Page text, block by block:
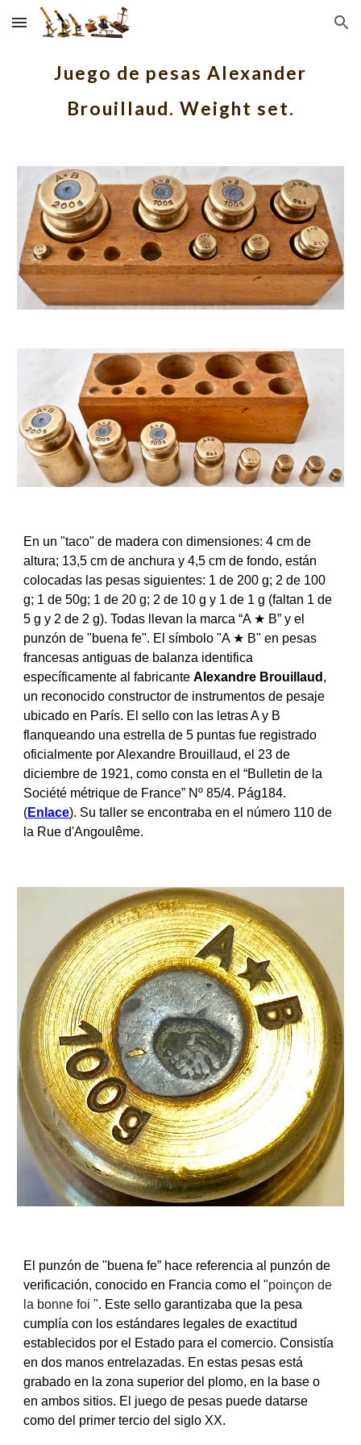
Skip to main content Skip to navigation
Juego de pesas Alexander
Brouillaud. Weight set.
En un "taco" de madera con dimensiones: 4 cm de
altura; 13,5 cm de anchura y 4,5 cm de fondo, están
colocadas las pesas siguientes: 1 de 200 g; 2 de 100
g; 1 de 50g; 1 de 20 g; 2 de 10 g y 1 de 1 g (faltan 1 de
5 g y 2 de 2 g). Todas llevan la marca “A ★ B” y el
punzón de "buena fe". El símbolo "A ★ B" en pesas
francesas antiguas de balanza identifica
específicamente al fabricanteAlexandre Brouillaud ,
un reconocido constructor de instrumentos de pesaje
ubicado en París. El sello con las letras A y B
flanqueando una estrella de 5 puntas fue registrado
oficialmente por Alexandre Brouillaud, el 23 de
diciembre de 1921, como consta en el “Bulletin de la
Société métrique de France” Nº 85/4. Pág184.
(Enlace). Su taller se encontraba en el número 110 de
la Rue d'Angoulême.
El punzón de "buena fe” hace referencia al punzón de
verificación, conocido en Francia como el"poinçon de
la bonne foi ". Este sello garantizaba que la pesa
cumplía con los estándares legales de exactitud
establecidos por el Estado para el comercio. Consistía
en dos manos entrelazadas. En estas pesas está
grabado en la zona superior del plomo, en la base o
en ambos sitios. El juego de pesas puede datarse
como del primer tercio del siglo XX.